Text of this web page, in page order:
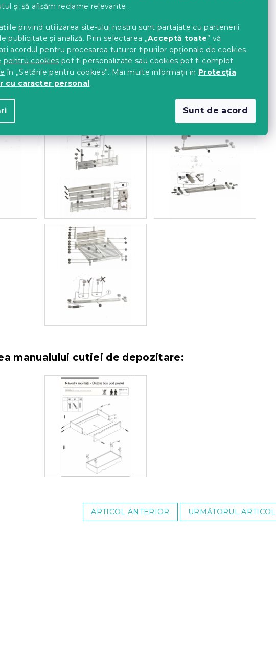
și să afișăm reclame relevante.
privind utilizarea site-ului nostru sunt partajate cu partenerii
publicitate și analiză. Prin selectarea „Acceptă toate” vă
acordul pentru procesarea tuturor tipurilor opționale de cookies.
pentru cookies pot fi personalizate sau cookies pot fi complet
în „Setările pentru cookies”. Mai multe informații în Protecția
cu caracter personal.
Sunt de acord
pătuț pentru pătul NANCY
depozitare pat
manualului pentru:
manualului cutiei de depozitare:
ARTICOL ANTERIOR URMĂTORUL ARTICOL